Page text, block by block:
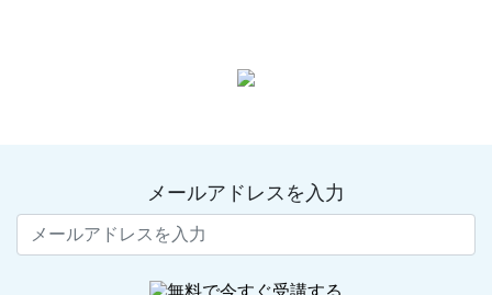
メールアドレスを入力